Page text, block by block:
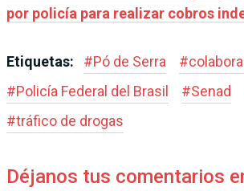
por policía para realizar cobros
Etiquetas: #Pó de Serra #
#Policía Federal del Brasil #Senad
#tráfico de drogas
Déjanos tus comentarios